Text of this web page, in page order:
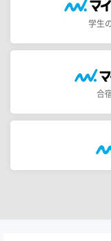
学生
合